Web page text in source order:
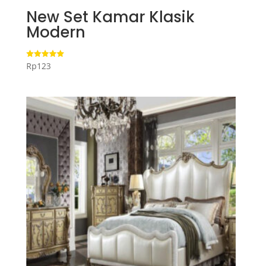
New Set Kamar Klasik
Modern
Dinilai
5.00
Rp123